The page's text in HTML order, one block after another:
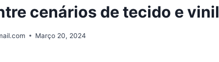
cenários de tecido e vinil
Março 20, 2024